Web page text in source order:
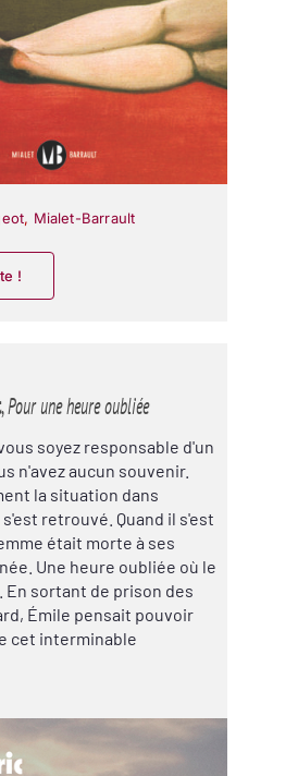
, Mialet-Barrault
!
,Pour une heure oubliée
soyez responsable d'un
n'avez aucun souvenir.
la situation dans
retrouvé. Quand il s'est
était morte à ses
Une heure oubliée où le
En sortant de prison des
Émile pensait pouvoir
cet interminable